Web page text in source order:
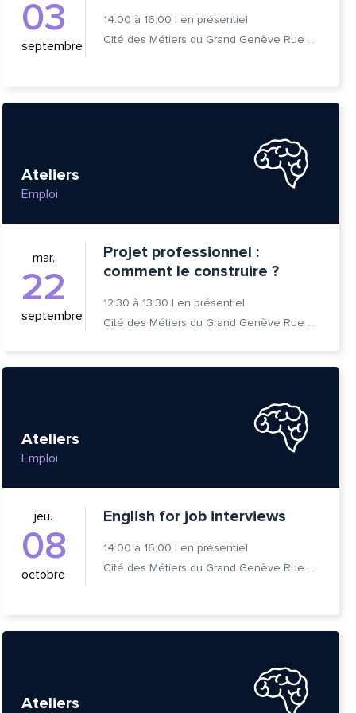
03
septembre
14:00 à 16:00 | en présentiel
Cité des Métiers du Grand Genève Rue Prévost-Martin 6 1205 Genève
Ateliers
Emploi
mar.
22
septembre
Projet professionnel :
comment le construire ?
12:30 à 13:30 | en présentiel
Cité des Métiers du Grand Genève Rue Prévost-Martin 6 1205 Genève
Ateliers
Emploi
jeu.
08
octobre
English for job interviews
14:00 à 16:00 | en présentiel
Cité des Métiers du Grand Genève Rue Prévost-Martin 6 1205 Genève
Ateliers